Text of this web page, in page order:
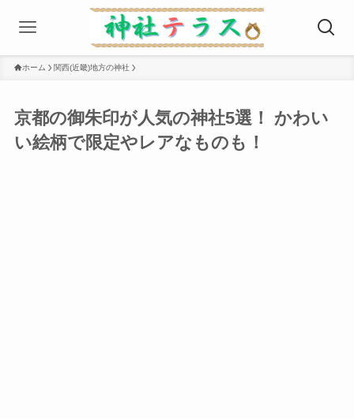
ホーム 関西(近畿)地方の神社
京都の御朱印が人気の神社5選！ かわい
い絵柄で限定やレアなものも！